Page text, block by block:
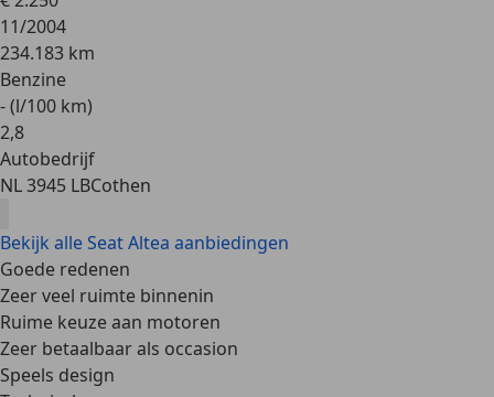
11/2004
234.183 km
Benzine
- (l/100 km)
2,8
Autobedrijf
NL 3945 LBCothen
Bekijk alle Seat Altea aanbiedingen
Goede redenen
Zeer veel ruimte binnenin
Ruime keuze aan motoren
Zeer betaalbaar als occasion
Speels design